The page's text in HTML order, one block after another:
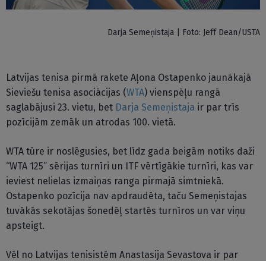
Darja Semeņistaja | Foto: Jeff Dean/USTA
Latvijas tenisa pirmā rakete Aļona Ostapenko jaunākajā
Sieviešu tenisa asociācijas (WTA) vienspēļu rangā
saglabājusi 23. vietu, bet Darja Semeņistaja ir par trīs
pozīcijām zemāk un atrodas 100. vietā.
WTA tūre ir noslēgusies, bet līdz gada beigām notiks daži
“WTA 125” sērijas turnīri un ITF vērtīgākie turnīri, kas var
ieviest nelielas izmaiņas ranga pirmajā simtniekā.
Ostapenko pozīcija nav apdraudēta, taču Semeņistajas
tuvākās sekotājas šonedēļ startēs turnīros un var viņu
apsteigt.
Vēl no Latvijas tenisistēm Anastasija Sevastova ir par